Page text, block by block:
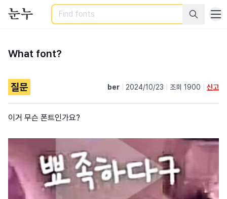
Search
What font?
질문 ber 2024/10/23 조회 1900 신고
이거 무슨 폰트인가요?